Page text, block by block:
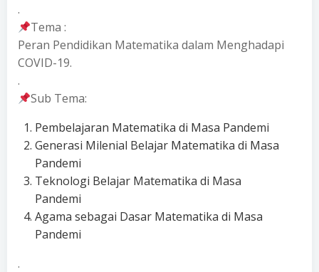
.
Tema :
Peran Pendidikan Matematika dalam Menghadapi
COVID-19.
.
Sub Tema:
Pembelajaran Matematika di Masa Pandemi
Generasi Milenial Belajar Matematika di Masa
Pandemi
Teknologi Belajar Matematika di Masa
Pandemi
Agama sebagai Dasar Matematika di Masa
Pandemi
.